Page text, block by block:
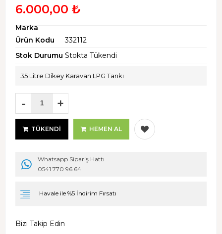
6.000,00 ₺
Marka
Ürün Kodu
332112
Stok Durumu Stokta Tükendi
35 Litre Dikey Karavan LPG Tankı
- +
TÜKENDI HEMEN AL
Whatsapp Sipariş Hattı
0541 770 96 64
Havale ile %5 İndirim Fırsatı
Bizi Takip Edin